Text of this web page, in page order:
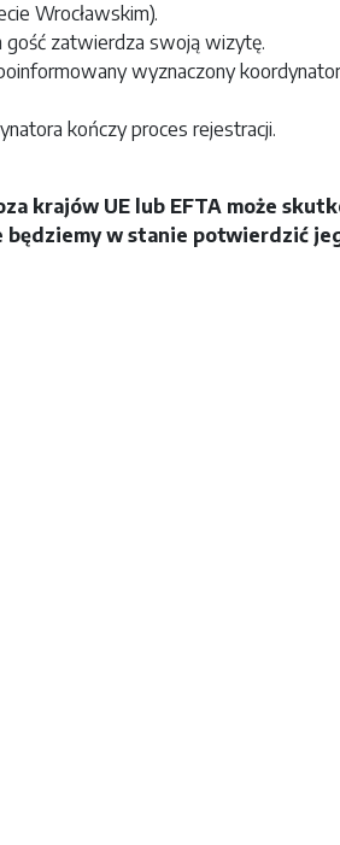
Wrocławskim).
gość zatwierdza swoją wizytę.
wyznaczony
kończy proces rejestracji.
krajów UE lub EFTA może
będziemy w stanie potwierdzić